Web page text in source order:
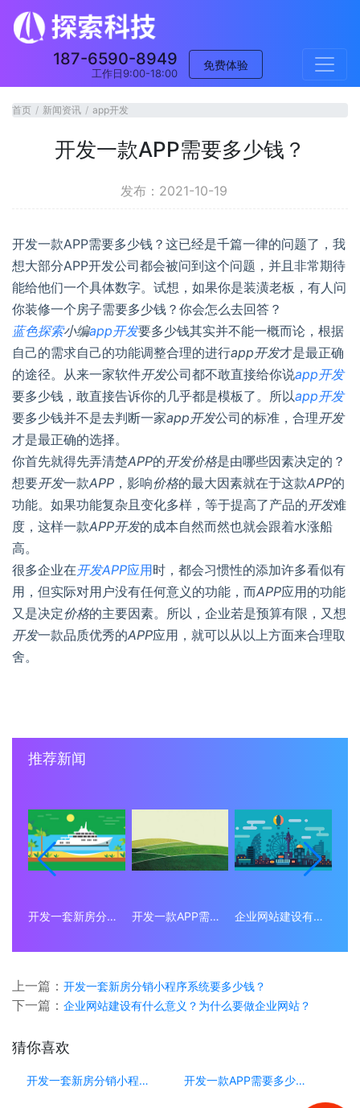
187-6590-8949
工作日9:00-18:00
免费体验
首页 新闻资讯 app开发
开发一款APP需要多少钱？
发布：2021-10-19
开发一款APP需要多少钱？这已经是千篇一律的问题了，我
想大部分APP开发公司都会被问到这个问题，并且非常期待
能给他们一个具体数字。试想，如果你是装潢老板，有人问
你装修一个房子需要多少钱？你会怎么去回答？
蓝色探索小编app开发要多少钱其实并不能一概而论，根据
自己的需求自己的功能调整合理的进行app开发才是最正确
的途径。从来一家软件开发公司都不敢直接给你说app开发
要多少钱，敢直接告诉你的几乎都是模板了。所以app开发
要多少钱并不是去判断一家app开发公司的标准，合理开发
才是最正确的选择。
你首先就得先弄清楚APP的开发价格是由哪些因素决定的？
想要开发一款APP ，影响价格的最大因素就在于这款APP的
功能。如果功能复杂且变化多样，等于提高了产品的开发难
度，这样一款APP开发的成本自然而然也就会跟着水涨船
高。
很多企业在开发APP应用时，都会习惯性的添加许多看似有
用，但实际对用户没有任何意义的功能，而APP应用的功能
又是决定价格的主要因素。所以，企业若是预算有限，又想
开发一款品质优秀的APP应用，就可以从以上方面来合理取
舍。
推荐新闻
开发一套新房分销小程序系统要多少钱？ 开发一款APP需要多少钱？ 企业网站建设有什么意义？为什么要做企业网站？
上一篇： 开发一套新房分销小程序系统要多少钱？
下一篇： 企业网站建设有什么意义？为什么要做企业网站？
猜你喜欢
开发一套新房分销小程序系统要多少钱？ 开发一款APP需要多少钱？